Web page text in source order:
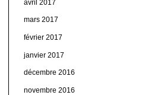
avril 2017
mars 2017
février 2017
janvier 2017
décembre 2016
novembre 2016